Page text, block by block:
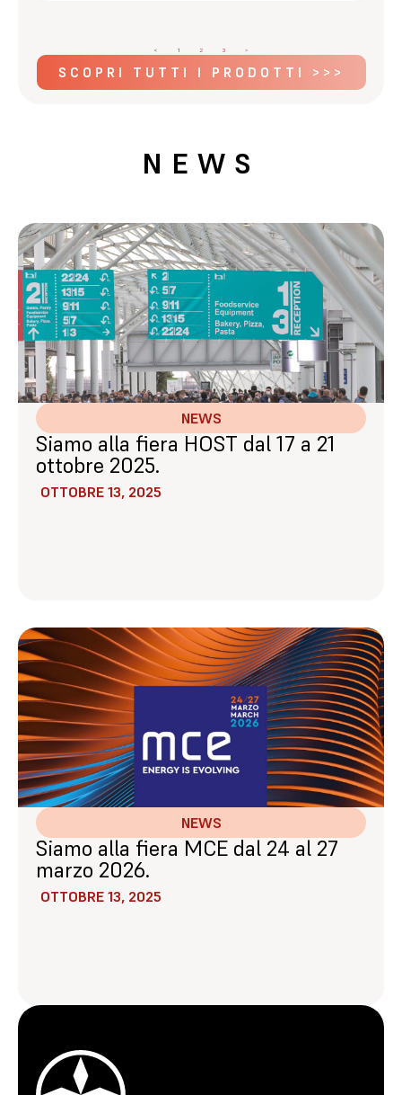
< 1 2 3 >
SCOPRI TUTTI I PRODOTTI >>>
NEWS
NEWS
Siamo alla fiera HOST dal 17 a 21
ottobre 2025.
OTTOBRE 13, 2025
NEWS
Siamo alla fiera MCE dal 24 al 27
marzo 2026.
OTTOBRE 13, 2025